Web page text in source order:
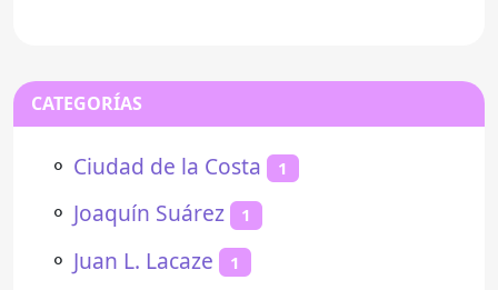
CATEGORÍAS
⚬ Ciudad de la Costa 1
⚬ Joaquín Suárez 1
⚬ Juan L. Lacaze 1